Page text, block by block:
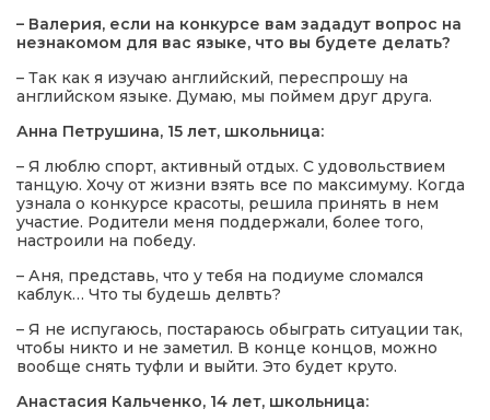
– Валерия, если на конкурсе вам зададут вопрос на
незнакомом для вас языке, что вы будете делать?
– Так как я изучаю английский, переспрошу на
английском языке. Думаю, мы поймем друг друга.
Анна Петрушина, 15 лет, школьница:
– Я люблю спорт, активный отдых. С удовольствием
танцую. Хочу от жизни взять все по максимуму. Когда
узнала о конкурсе красоты, решила принять в нем
участие. Родители меня поддержали, более того,
настроили на победу.
– Аня, представь, что у тебя на подиуме сломался
каблук… Что ты будешь делвть?
– Я не испугаюсь, постараюсь обыграть ситуации так,
чтобы никто и не заметил. В конце концов, можно
вообще снять туфли и выйти. Это будет круто.
Анастасия Кальченко, 14 лет, школьница: